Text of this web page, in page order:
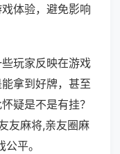
体验，避免影响
玩家反映在游戏
拿到好牌，甚至
疑是不是有挂？
友麻将,亲友圈麻
平。